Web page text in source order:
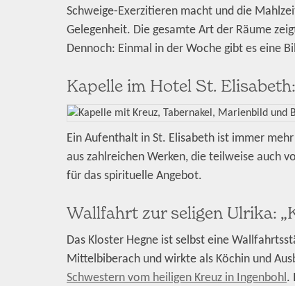
Schweige-Exerzitieren macht und die
Gelegenheit. Die gesamte Art der Räume
Dennoch: Einmal in der Woche gibt es eine
Kapelle im Hotel St.
Ein Aufenthalt in St. Elisabeth ist immer
aus zahlreichen Werken, die teilweise auch
für das spirituelle Angebot.
Wallfahrt zur seligen Ulrika:
Das Kloster Hegne ist selbst eine
Mittelbiberach und wirkte als Köchin und
Schwestern vom heiligen Kreuz in Ingenbohl.